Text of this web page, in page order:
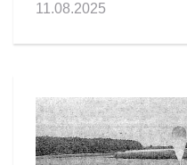
11.08.2025